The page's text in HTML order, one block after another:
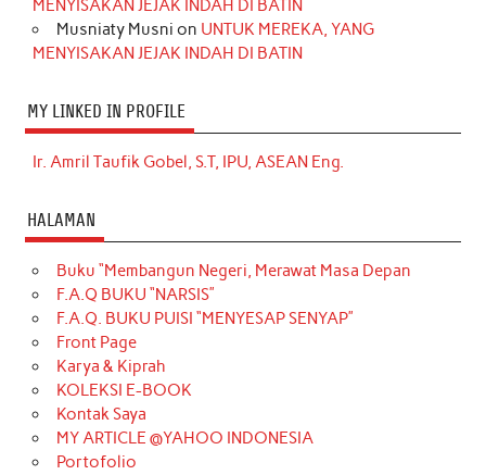
MENYISAKAN JEJAK INDAH DI BATIN
Musniaty Musni on UNTUK MEREKA, YANG
MENYISAKAN JEJAK INDAH DI BATIN
MY LINKED IN PROFILE
Ir. Amril Taufik Gobel, S.T, IPU, ASEAN Eng.
HALAMAN
Buku “Membangun Negeri, Merawat Masa Depan
F.A.Q BUKU “NARSIS”
F.A.Q. BUKU PUISI “MENYESAP SENYAP”
Front Page
Karya & Kiprah
KOLEKSI E-BOOK
Kontak Saya
MY ARTICLE @YAHOO INDONESIA
Portofolio